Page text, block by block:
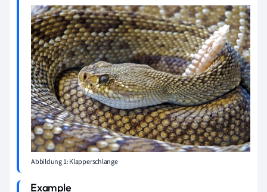
Abbildung 1: Klapperschlange